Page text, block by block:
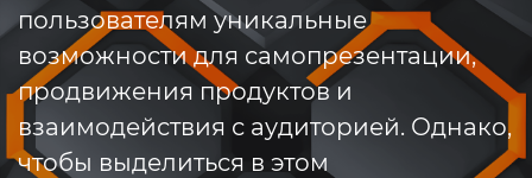
пользователям уникальные
возможности для самопрезентации,
продвижения продуктов и
взаимодействия с аудиторией. Однако,
чтобы выделиться в этом